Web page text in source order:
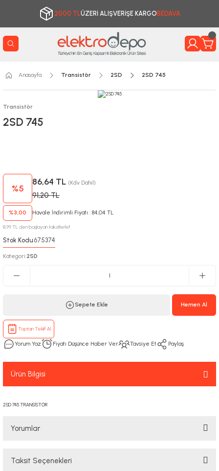
2000 TLÜZERİ ALIŞVERİŞE KARGO BEDAVA
Anasayfa Transistör 2SD 2SD 745
Transistör
2SD 745
%5
86,64 TL (Kdv Dahil)
91,20 TL
%3,00 Havale İndirimli Fiyatı : 84,04 TL
8,99 TL den başlayan taksitlerle!!
Stok Kodu:675374
Kategori:2SD
Sepete Ekle Hemen Al
Toptan Teklif Al
Yorum Yaz Fiyatı Düşünce Haber Ver Tavsiye Et Paylaş
Ürün Bilgisi
2SD 745 TRANSİSTÖR
Yorumlar
Taksit Seçenekleri